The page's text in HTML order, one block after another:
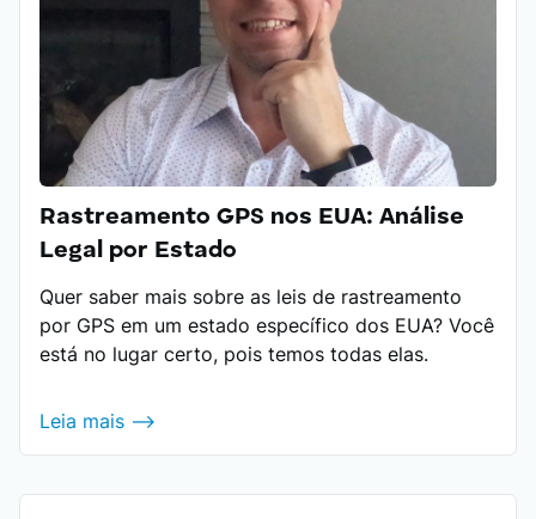
— função na qual utiliza seu mestrado em língua
inglesa, garantindo que nenhuma palavra passe
Rastreamento GPS nos EUA: Análise
Legal por Estado
Quer saber mais sobre as leis de rastreamento
por GPS em um estado específico dos EUA? Você
está no lugar certo, pois temos todas elas.
Leia mais ⟶